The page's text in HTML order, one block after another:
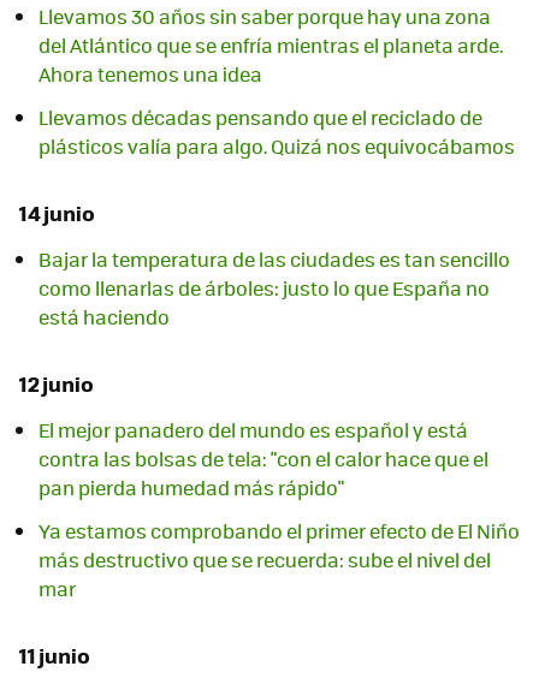
Llevamos 30 años sin saber porque hay una zona
del Atlántico que se enfría mientras el planeta arde.
Ahora tenemos una idea
Llevamos décadas pensando que el reciclado de
plásticos valía para algo. Quizá nos equivocábamos
14 junio
Bajar la temperatura de las ciudades es tan sencillo
como llenarlas de árboles: justo lo que España no
está haciendo
12 junio
El mejor panadero del mundo es español y está
contra las bolsas de tela: "con el calor hace que el
pan pierda humedad más rápido"
Ya estamos comprobando el primer efecto de El Niño
más destructivo que se recuerda: sube el nivel del
mar
11 junio